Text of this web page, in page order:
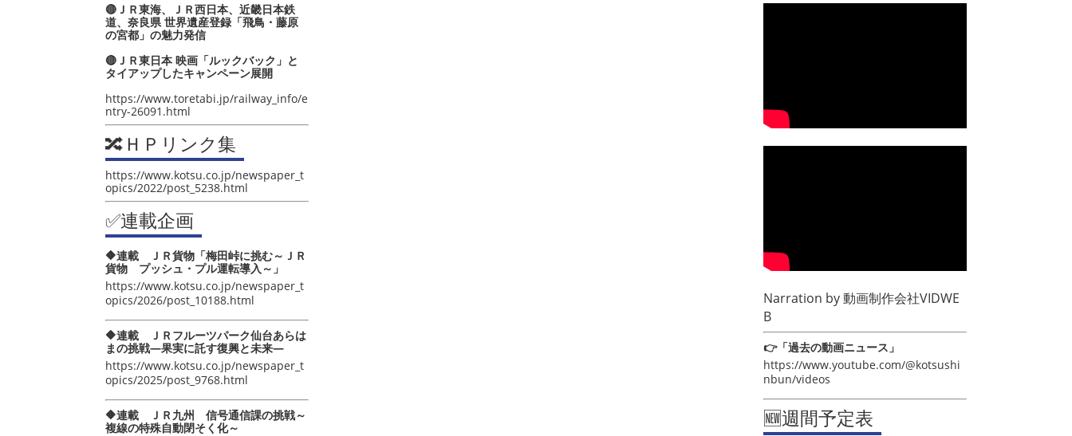
🔴ＪＲ東海、ＪＲ西日本、近畿日本鉄
道、奈良県 世界遺産登録「飛鳥・藤原
の宮都」の魅力発信
🔴ＪＲ東日本 映画「ルックバック」と
タイアップしたキャンペーン展開
https://www.toretabi.jp/railway_info/e
ntry-26091.html
🔀ＨＰリンク集
https://www.kotsu.co.jp/newspaper_t
opics/2022/post_5238.html
✅連載企画
🔶連載 ＪＲ貨物「梅田峠に挑む～ＪＲ
貨物 プッシュ・プル運転導入～」
https://www.kotsu.co.jp/newspaper_t
opics/2026/post_10188.html
🔶連載 ＪＲフルーツパーク仙台あらは
まの挑戦―果実に託す復興と未来―
https://www.kotsu.co.jp/newspaper_t
opics/2025/post_9768.html
🔶連載 ＪＲ九州 信号通信課の挑戦～
複線の特殊自動閉そく化～
Narration by動画制作会社VIDWE
B
👉「過去の動画ニュース」
https://www.youtube.com/@kotsushi
nbun/videos
🆕週間予定表